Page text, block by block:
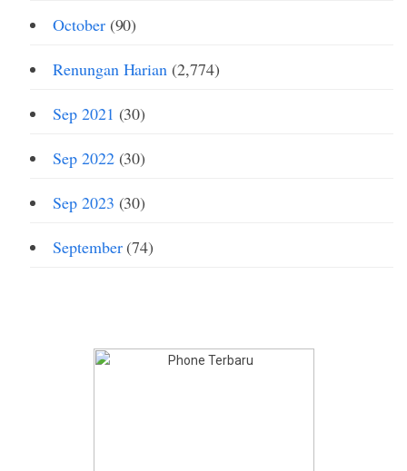
October(90)
Renungan Harian (2,774)
Sep 2021 (30)
Sep 2022(30)
Sep 2023 (30)
September(74)